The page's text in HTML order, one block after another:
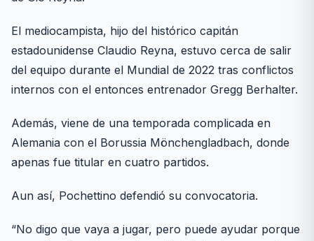
El mediocampista, hijo del histórico capitán
estadounidense Claudio Reyna, estuvo cerca de salir
del equipo durante el Mundial de 2022 tras conflictos
internos con el entonces entrenador Gregg Berhalter.
Además, viene de una temporada complicada en
Alemania con el Borussia Mönchengladbach, donde
apenas fue titular en cuatro partidos.
Aun así, Pochettino defendió su convocatoria.
“No digo que vaya a jugar, pero puede ayudar porque